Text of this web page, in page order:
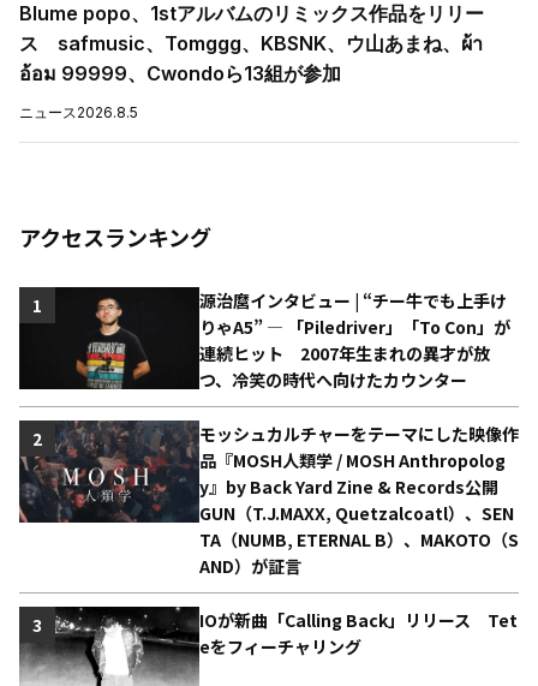
Blume popo、1stアルバムのリミックス作品をリリー
ス safmusic、Tomggg、KBSNK、ウ山あまね、ผ้า
อ้อม 99999、Cwondoら13組が参加
ニュース2026.8.5
アクセスランキング
源治麿インタビュー | “チー牛でも上手け
りゃA5” ― 「Piledriver」「To Con」が
連続ヒット 2007年生まれの異才が放
つ、冷笑の時代へ向けたカウンター
1
モッシュカルチャーをテーマにした映像作
品『MOSH人類学 / MOSH Anthropolog
y』by Back Yard Zine & Records公開
GUN（T.J.MAXX, Quetzalcoatl）、SEN
TA（NUMB, ETERNAL B）、MAKOTO（S
AND）が証言
2
IOが新曲「Calling Back」リリース Tet
eをフィーチャリング
3